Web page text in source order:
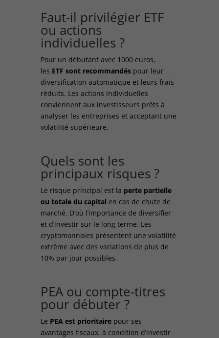
Faut-il privilégier ETF
ou actions
individuelles ?
Pour un débutant avec 1000 euros,
les ETF sont recommandés pour leur
diversification automatique et leurs frais
réduits. Les actions individuelles
conviennent aux investisseurs prêts à
analyser les entreprises et acceptant une
volatilité supérieure.
Quels sont les
principaux risques ?
Le risque principal est la perte partielle
ou totale du capital en cas de chute de
marché. D’où l’importance de diversifier
et d’investir sur le long terme. Les
cryptomonnaies présentent une volatilité
extrême avec des variations de plus de
10% par jour possibles.
PEA ou compte-titres
pour débuter ?
Le PEA est prioritaire pour ses
avantages fiscaux, à condition d’investir